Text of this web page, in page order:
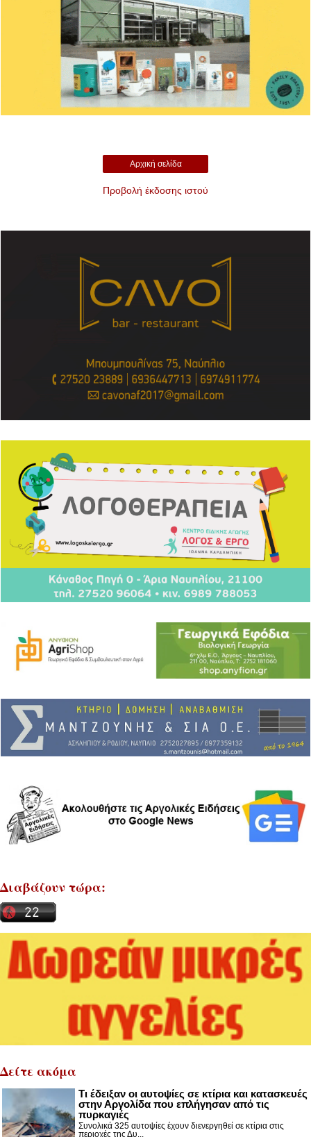
Αρχική σελίδα
Προβολή έκδοσης ιστού
Διαβάζουν τώρα:
Δείτε ακόμα
Τι έδειξαν οι αυτοψίες σε κτίρια και κατασκευές
στην Αργολίδα που επλήγησαν από τις
πυρκαγιές
Συνολικά 325 αυτοψίες έχουν διενεργηθεί σε κτίρια στις
περιοχές της Δυ...